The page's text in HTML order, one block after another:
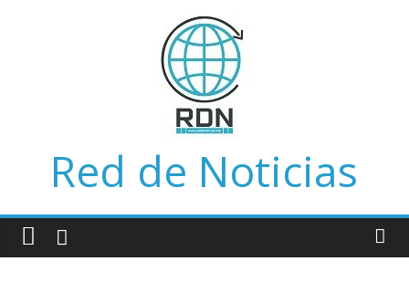
Red de Noticias